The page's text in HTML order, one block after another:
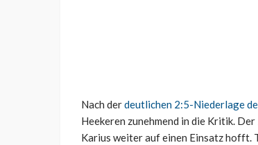
Nach derdeutlichen 2:5-Niederlage
Heekeren zunehmend in die Kritik.
Karius weiter auf einen Einsatz hofft.